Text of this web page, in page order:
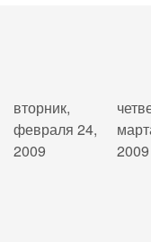
вторник,
февраля 24,
2009